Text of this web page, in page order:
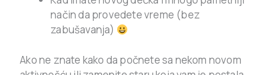
način da provedete vreme (bez
zabušavanja)
Ako ne znate kako da počnete sa nekom novom